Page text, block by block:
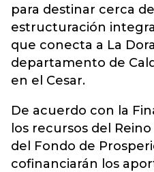
para destinar cerca
estructuración
que conecta a La
departamento de
en el Cesar.
De acuerdo con la
los recursos del
del Fondo de
cofinanciarán los